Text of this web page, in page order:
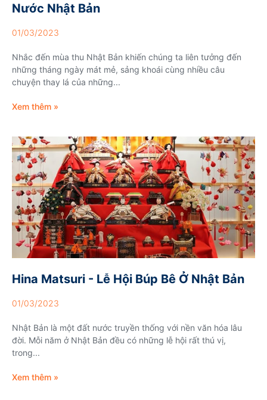
Nước Nhật Bản
01/03/2023
Nhắc đến mùa thu Nhật Bản khiến chúng ta liên tưởng đến
những tháng ngày mát mẻ, sảng khoái cùng nhiều câu
chuyện thay lá của những...
Xem thêm »
Hina Matsuri - Lễ Hội Búp Bê Ở Nhật Bản
01/03/2023
Nhật Bản là một đất nước truyền thống với nền văn hóa lâu
đời. Mỗi năm ở Nhật Bản đều có những lễ hội rất thú vị,
trong...
Xem thêm »